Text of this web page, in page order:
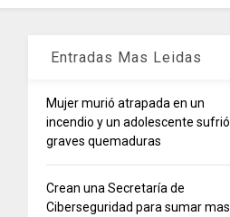
Entradas Mas Leidas
Mujer murió atrapada en un
incendio y un adolescente sufrió
graves quemaduras
Crean una Secretaría de
Ciberseguridad para sumar mas